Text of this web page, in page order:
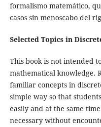
formalismo matemático,
casos sin menoscabo del
Selected Topics in
This book is not intended
mathematical knowledge.
familiar concepts in
simple way so that
easily and at the same
necessary without